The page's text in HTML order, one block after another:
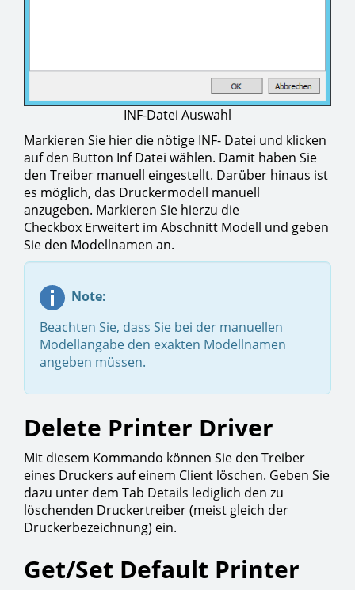
INF-Datei Auswahl
Markieren Sie hier die nötige INF- Datei und klicken
auf den Button Inf Datei wählen. Damit haben Sie
den Treiber manuell eingestellt. Darüber hinaus ist
es möglich, das Druckermodell manuell
anzugeben. Markieren Sie hierzu die
Checkbox Erweitert im Abschnitt Modell und geben
Sie den Modellnamen an.
Note:
Beachten Sie, dass Sie bei der manuellen
Modellangabe den exakten Modellnamen
angeben müssen.
Delete Printer Driver
Mit diesem Kommando können Sie den Treiber
eines Druckers auf einem Client löschen. Geben Sie
dazu unter dem Tab Details lediglich den zu
löschenden Druckertreiber (meist gleich der
Druckerbezeichnung) ein.
Get/Set Default Printer